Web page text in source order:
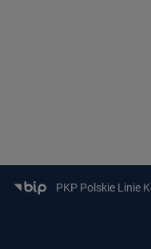
PKP Polskie Linie